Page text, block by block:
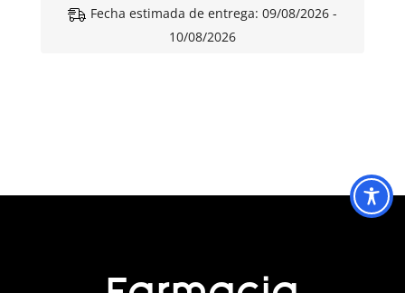
Fecha estimada de entrega: 09/08/2026 -
10/08/2026